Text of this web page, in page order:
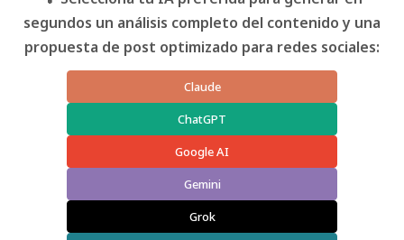
segundos un análisis completo del contenido y una
propuesta de post optimizado para redes sociales:
Claude
ChatGPT
Google AI
Gemini
Grok